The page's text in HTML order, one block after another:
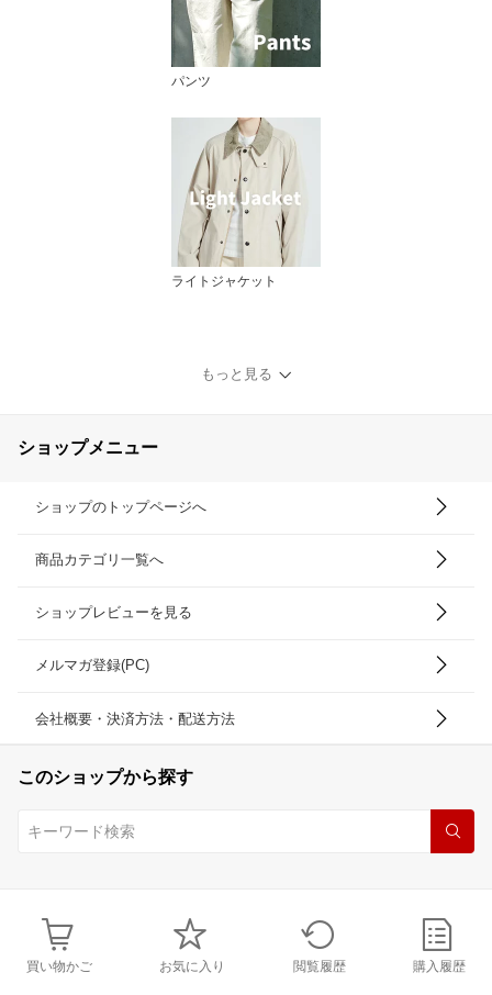
パンツ
ライトジャケット
もっと見る
ショップメニュー
ショップのトップページへ
商品カテゴリ一覧へ
ショップレビューを見る
メルマガ登録(PC)
会社概要・決済方法・配送方法
このショップから探す
買い物かご お気に入り 閲覧履歴 購入履歴